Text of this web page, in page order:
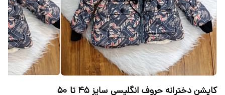
کاپشن دخترانه حروف انگلیسی سایز ۴۵ تا ۵۰